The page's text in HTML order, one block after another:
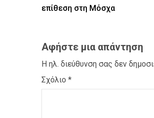
επίθεση στη Μόσχα
Αφήστε μια απάντηση
Η ηλ. διεύθυνση σας δεν
Σχόλιο *